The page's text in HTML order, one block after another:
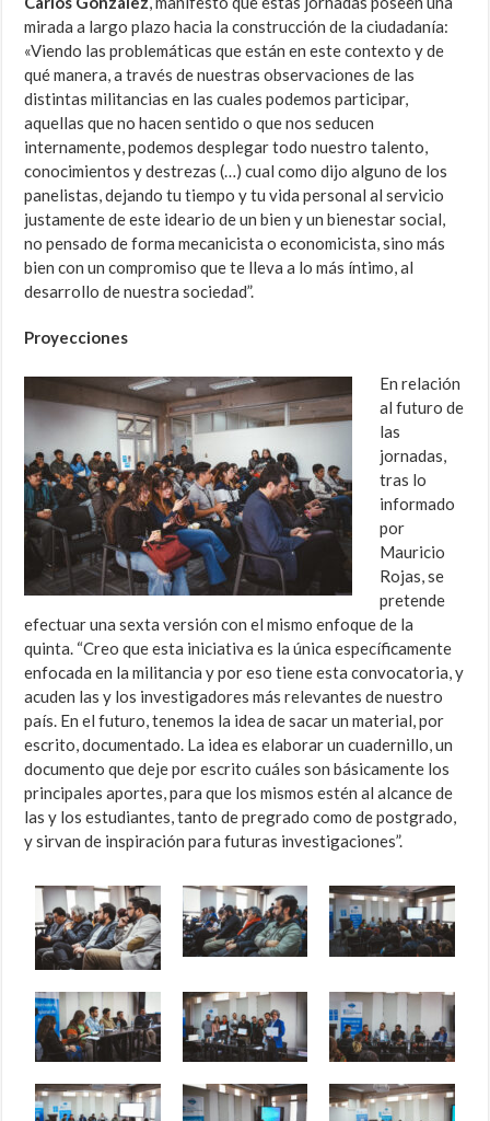
mirada a largo plazo hacia la construcción de la ciudadanía:
«Viendo las problemáticas que están en este contexto y de
qué manera, a través de nuestras observaciones de las
distintas militancias en las cuales podemos participar,
aquellas que no hacen sentido o que nos seducen
internamente, podemos desplegar todo nuestro talento,
conocimientos y destrezas (…) cual como dijo alguno de los
panelistas, dejando tu tiempo y tu vida personal al servicio
justamente de este ideario de un bien y un bienestar social,
no pensado de forma mecanicista o economicista, sino más
bien con un compromiso que te lleva a lo más íntimo, al
desarrollo de nuestra sociedad”.
Proyecciones
En relación
al futuro de
las
jornadas,
tras lo
informado
por
Mauricio
Rojas, se
pretende
efectuar una sexta versión con el mismo enfoque de la
quinta. “Creo que esta iniciativa es la única específicamente
enfocada en la militancia y por eso tiene esta convocatoria, y
acuden las y los investigadores más relevantes de nuestro
país. En el futuro, tenemos la idea de sacar un material, por
escrito, documentado. La idea es elaborar un cuadernillo, un
documento que deje por escrito cuáles son básicamente los
principales aportes, para que los mismos estén al alcance de
las y los estudiantes, tanto de pregrado como de postgrado,
y sirvan de inspiración para futuras investigaciones”.